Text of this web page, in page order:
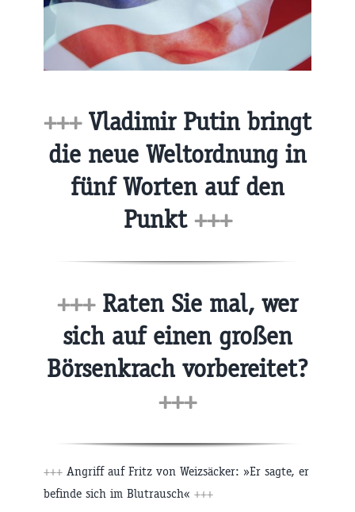
+++Vladimir Putin bringt
die neue Weltordnung in
fünf Worten auf den
Punkt +++
+++Raten Sie mal, wer
sich auf einen großen
Börsenkrach vorbereitet?
+++
+++ Angriff auf Fritz von Weizsäcker: »Er sagte, er
befinde sich im Blutrausch« +++